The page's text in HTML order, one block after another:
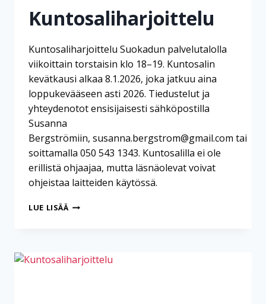
Kuntosaliharjoittelu
Kuntosaliharjoittelu Suokadun palvelutalolla
viikoittain torstaisin klo 18–19. Kuntosalin
kevätkausi alkaa 8.1.2026, joka jatkuu aina
loppukevääseen asti 2026. Tiedustelut ja
yhteydenotot ensisijaisesti sähköpostilla
Susanna
Bergströmiin, susanna.bergstrom@gmail.com tai
soittamalla 050 543 1343. Kuntosalilla ei ole
erillistä ohjaajaa, mutta läsnäolevat voivat
ohjeistaa laitteiden käytössä.
LUE LISÄÄ KUNTOSALIHARJOITTELU